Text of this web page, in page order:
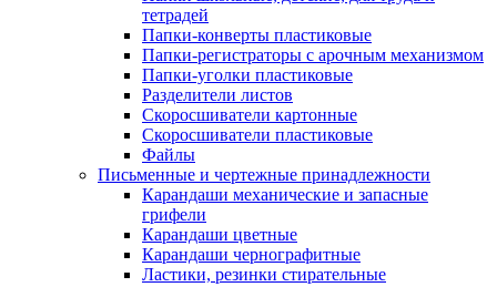
тетрадей
Папки-конверты пластиковые
Папки-регистраторы с арочным механизмом
Папки-уголки пластиковые
Разделители листов
Скоросшиватели картонные
Скоросшиватели пластиковые
Файлы
Письменные и чертежные принадлежности
Карандаши механические и запасные
грифели
Карандаши цветные
Карандаши чернографитные
Ластики, резинки стирательные